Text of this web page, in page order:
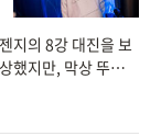
지의 8강 대진을 보
지만, 막상 뚜껑을